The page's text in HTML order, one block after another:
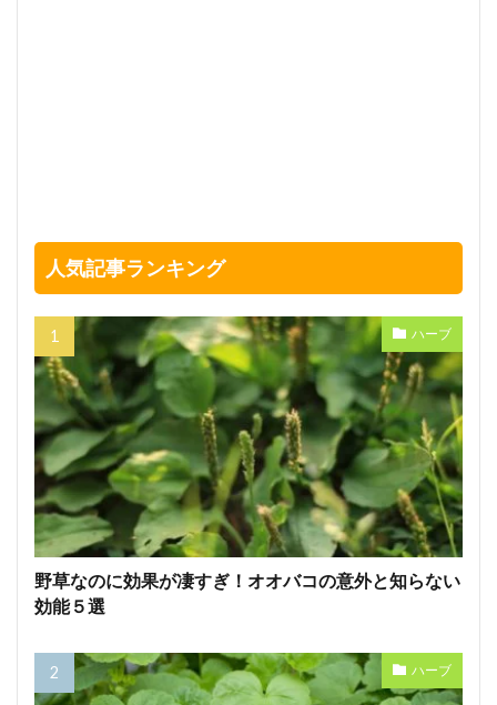
人気記事ランキング
ハーブ
野草なのに効果が凄すぎ！オオバコの意外と知らない
効能５選
ハーブ